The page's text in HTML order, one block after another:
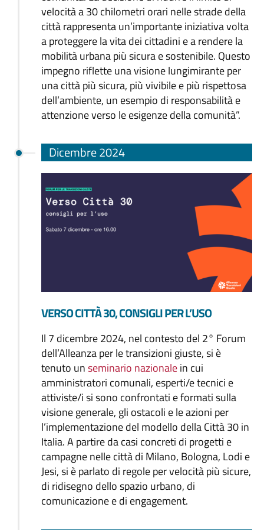
velocità a 30 chilometri orari nelle strade della
città rappresenta un’importante iniziativa volta
a proteggere la vita dei cittadini e a rendere la
mobilità urbana più sicura e sostenibile. Questo
impegno riflette una visione lungimirante per
una città più sicura, più vivibile e più rispettosa
dell’ambiente, un esempio di responsabilità e
attenzione verso le esigenze della comunità”.
Dicembre 2024
VERSO CITTÀ 30, CONSIGLI PER L’USO
Il 7 dicembre 2024, nel contesto del 2° Forum
dell’Alleanza per le transizioni giuste, si è
tenuto unseminario nazionalein cui
amministratori comunali, esperti/e tecnici e
attiviste/i si sono confrontati e formati sulla
visione generale, gli ostacoli e le azioni per
l’implementazione del modello della Città 30 in
Italia. A partire da casi concreti di progetti e
campagne nelle città di Milano, Bologna, Lodi e
Jesi, si è parlato di regole per velocità più sicure,
di ridisegno dello spazio urbano, di
comunicazione e di engagement.